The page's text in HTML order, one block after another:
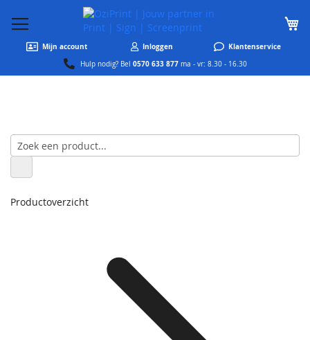
Mijn account Inloggen Klantenservice
Hulp nodig? Bel 0570 633 877 ma - vr: 8.30 - 16.30
Productoverzicht